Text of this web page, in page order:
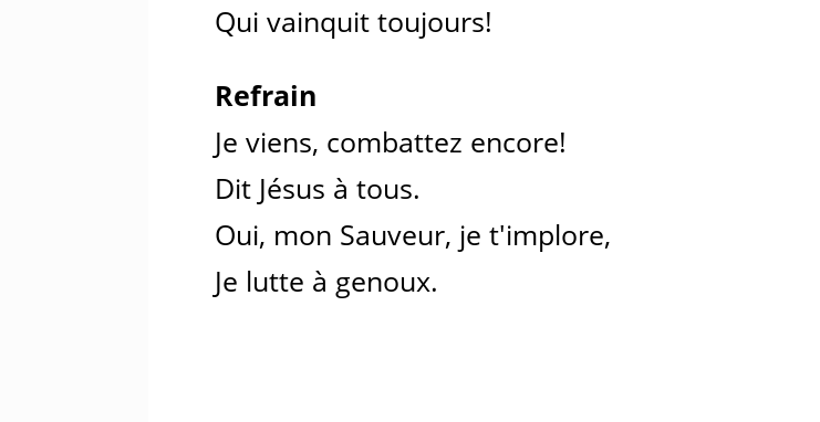
Qui vainquit toujours!
Refrain
Je viens, combattez encore!
Dit Jésus à tous.
Oui, mon Sauveur, je t'implore,
Je lutte à genoux.